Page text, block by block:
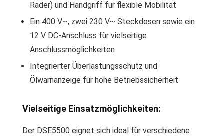
Räder) und Handgriff für flexible Mobilität
Ein 400 V~, zwei 230 V~ Steckdosen sowie ein
12 V DC-Anschluss für vielseitige
Anschlussmöglichkeiten
Integrierter Überlastungsschutz und
Ölwarnanzeige für hohe Betriebssicherheit
Vielseitige Einsatzmöglichkeiten:
Der DSE5500 eignet sich ideal für verschiedene